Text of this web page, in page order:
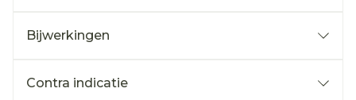
Bijwerkingen
Contra indicatie